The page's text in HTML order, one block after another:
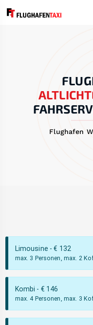
Flughafen
Limousine - € 132
max. 3 Personen, max. 2
Kombi - € 146
max. 4 Personen, max. 3